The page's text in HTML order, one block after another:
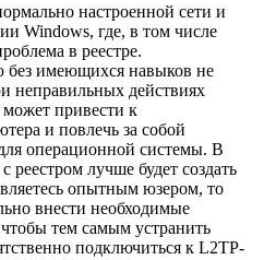
настроенной сети и
Windows, где, в том числе
в реестре.
без имеющихся навыков не
неправильных действиях
может привести к
и повлечь за собой
операционной системы. В
реестром лучше будет создать
опытным юзером, то
внести необходимые
тем самым устранить
подключиться к L2TP-